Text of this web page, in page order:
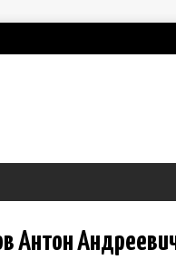
Антон